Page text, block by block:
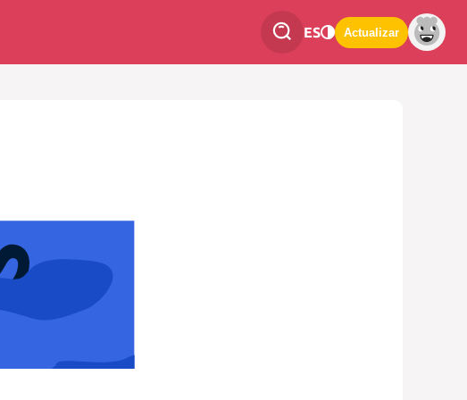
ES Actualizar